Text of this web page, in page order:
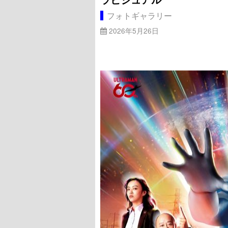
フォトギャラリー
2026年5月26日